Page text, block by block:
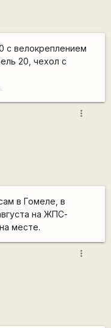
с велокреплением
20, чехол с
more_vert
в Гомеле, в
на ЖПС-
месте.
more_vert